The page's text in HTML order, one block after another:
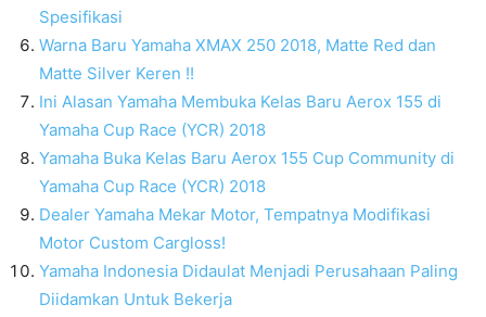
Spesifikasi
Warna Baru Yamaha XMAX 250 2018, Matte Red dan
Matte Silver Keren !!
Ini Alasan Yamaha Membuka Kelas Baru Aerox 155 di
Yamaha Cup Race (YCR) 2018
Yamaha Buka Kelas Baru Aerox 155 Cup Community di
Yamaha Cup Race (YCR) 2018
Dealer Yamaha Mekar Motor, Tempatnya Modifikasi
Motor Custom Cargloss!
Yamaha Indonesia Didaulat Menjadi Perusahaan Paling
Diidamkan Untuk Bekerja